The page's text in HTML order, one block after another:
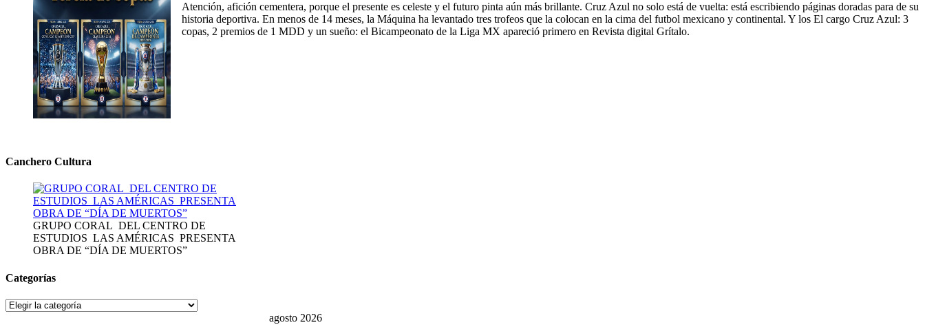
Atención, afición cementera, porque el presente es celeste y el futuro pinta aún más brillante. Cruz Azul no solo está de vuelta: está escribiendo páginas doradas para de su
historia deportiva. En menos de 14 meses, la Máquina ha levantado tres trofeos que la colocan en la cima del futbol mexicano y continental. Y los El cargo Cruz Azul: 3
copas, 2 premios de 1 MDD y un sueño: el Bicampeonato de la Liga MX apareció primero en Revista digital Grítalo.
Canchero Cultura
GRUPO CORAL DEL CENTRO DE
ESTUDIOS LAS AMÉRICAS PRESENTA
OBRA DE “DÍA DE MUERTOS”
Categorías
Categorías
agosto 2026